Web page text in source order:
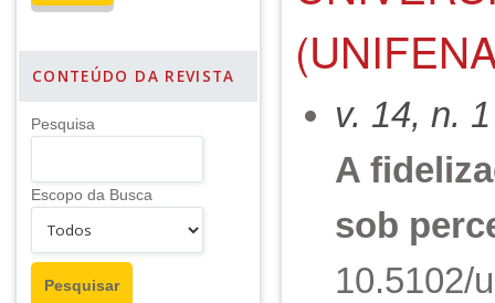
CONTEÚDO DA REVISTA
Pesquisa
Escopo da Busca
v. 14, n.
A
sob
10.5102/